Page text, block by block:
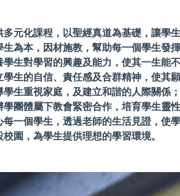
多元化課程，以聖經真道為基礎，讓學
生為本，因材施教，幫助每一個學生發
學生對學習的興趣及能力，使其一生能
學生的自信、責任感及合群精神，使其
學生重視家庭，及建立和諧的人際關係；
學團體屬下教會緊密合作，培育學生靈
每一個學生，透過老師的生活見證，使
校園，為學生提供理想的學習環境。